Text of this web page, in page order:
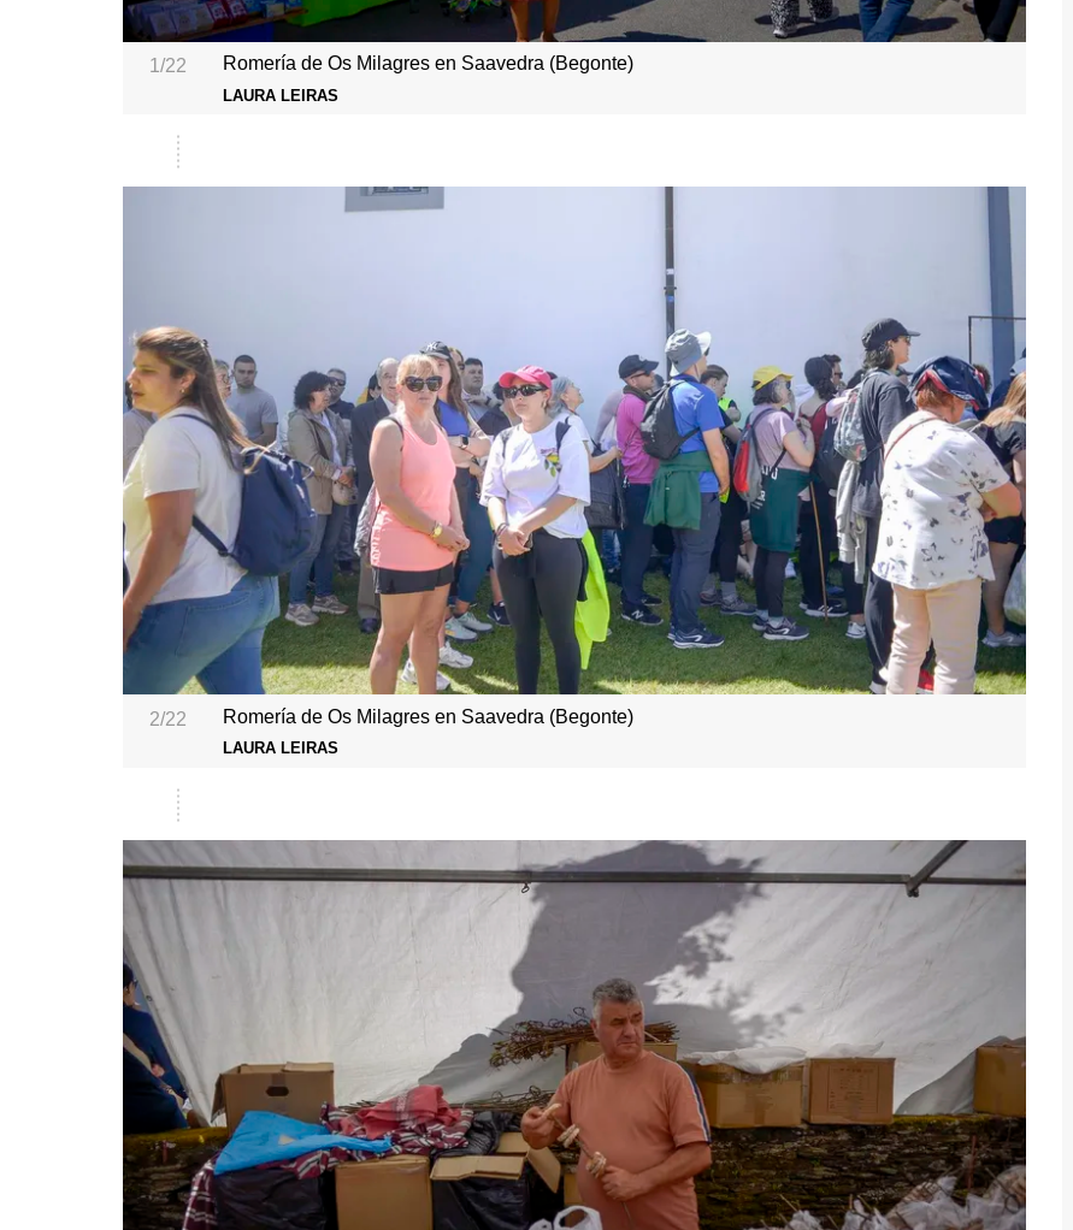
1/22 Romería de Os Milagres en Saavedra (Begonte)
LAURA LEIRAS
2/22 Romería de Os Milagres en Saavedra (Begonte)
LAURA LEIRAS